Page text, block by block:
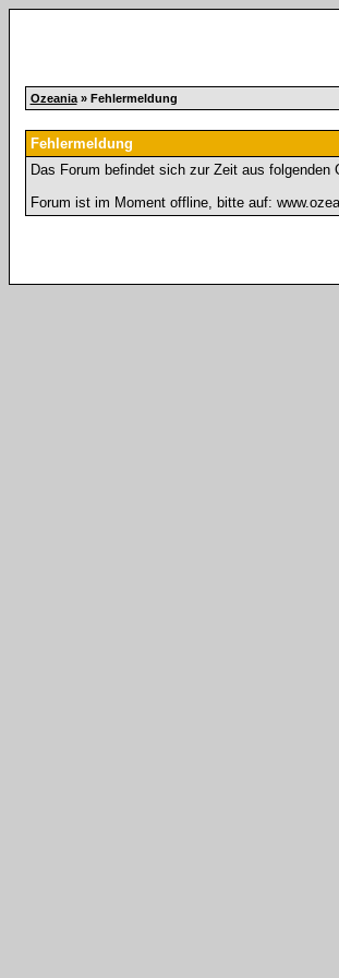
Ozeania» Fehlermeldung
Fehlermeldung
Das Forum befindet sich zur Zeit aus folgenden
Forum ist im Moment offline, bitte auf: